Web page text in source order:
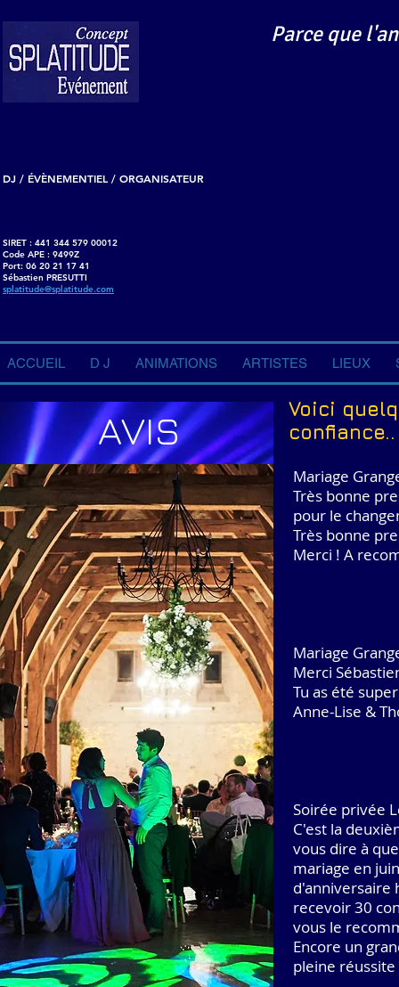
DJ / ÉVÈNEMENTIEL / ORGANISATEUR
SIRET : 441 344 579 00012
Code APE : 9499Z
Port: 06 20 21 17 41
Sébastien PRESUTTI
splatitude@splatitude.com
Parce que
ACCUEIL D J ANIMATIONS ARTISTES LIEUX
AVIS
Voici
confiance..
Mariage
Très bonne
pour le
Très bonne
Merci ! A
Mariage
Merci
Tu as été
Anne-Lise &
Soirée privée
C'est la
vous dire à
mariage en
d'anniversaire
recevoir 30
vous le
Encore un
pleine réussite